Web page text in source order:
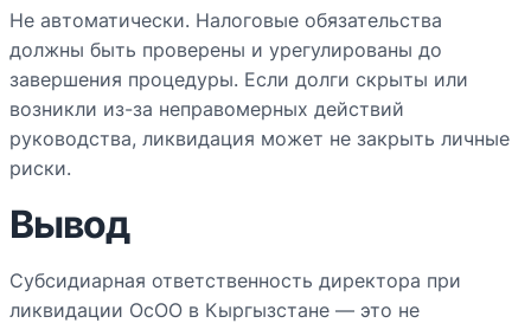
Не автоматически. Налоговые обязательства
должны быть проверены и урегулированы до
завершения процедуры. Если долги скрыты или
возникли из-за неправомерных действий
руководства, ликвидация может не закрыть личные
риски.
Вывод
Субсидиарная ответственность директора при
ликвидации ОсОО в Кыргызстане — это не